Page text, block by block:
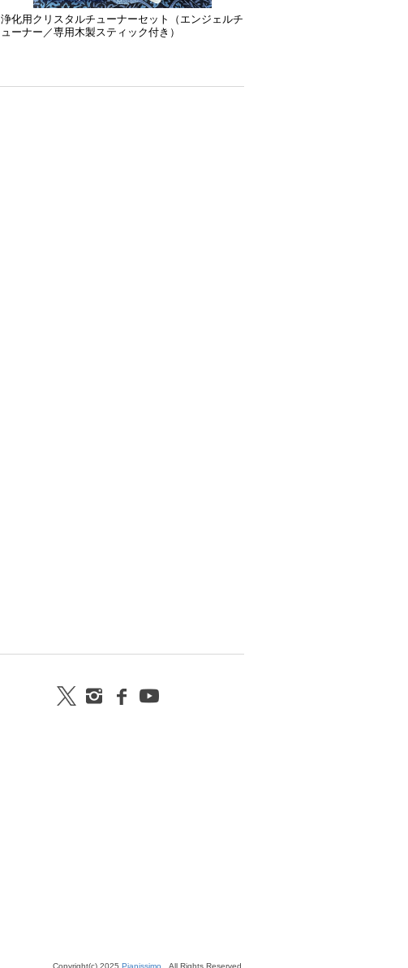
浄化用クリスタルチューナーセット（エンジェルチ
ューナー／専用木製スティック付き）
Copyright(c) 2025 Pianissimo All Rights Reserved.